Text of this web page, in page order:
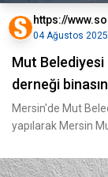
https://
04 Ağustos
Mut
derneği
Mersin'de Mut
yapılarak Mersin